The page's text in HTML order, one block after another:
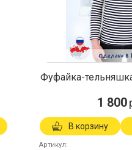
Фуфайка-
1 800
В корзину
Артикул